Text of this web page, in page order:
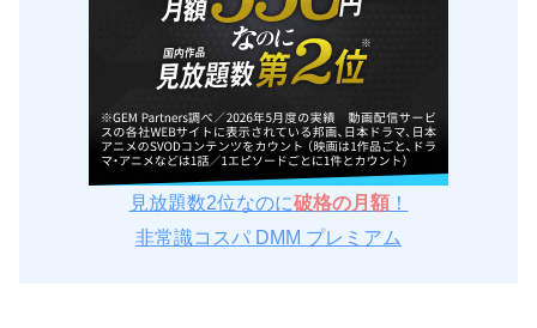
見放題数2位なのに破格の月額！
非常識コスパ DMM プレミアム